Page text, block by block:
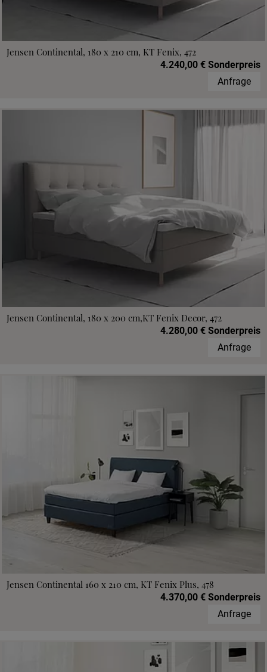
Jensen Continental, 180 x 210 cm, KT Fenix, 472
4.240,00 € Sonderpreis
Anfrage
Jensen Continental, 180 x 200 cm,KT Fenix Decor, 472
4.280,00 € Sonderpreis
Anfrage
Jensen Continental 160 x 210 cm, KT Fenix Plus, 478
4.370,00 € Sonderpreis
Anfrage